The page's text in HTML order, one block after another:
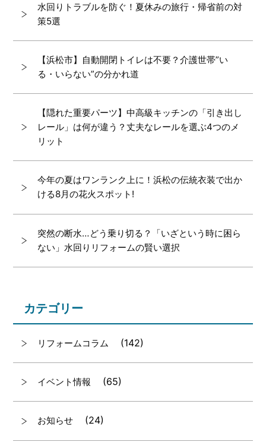
水回りトラブルを防ぐ！夏休みの旅行・帰省前の対
策5選
【浜松市】自動開閉トイレは不要？介護世帯”い
る・いらない”の分かれ道
【隠れた重要パーツ】中高級キッチンの「引き出し
レール」は何が違う？丈夫なレールを選ぶ4つのメ
リット
今年の夏はワンランク上に！浜松の伝統衣装で出か
ける8月の花火スポット!
突然の断水…どう乗り切る？「いざという時に困ら
ない」水回りリフォームの賢い選択
カテゴリー
リフォームコラム (142)
イベント情報 (65)
お知らせ (24)